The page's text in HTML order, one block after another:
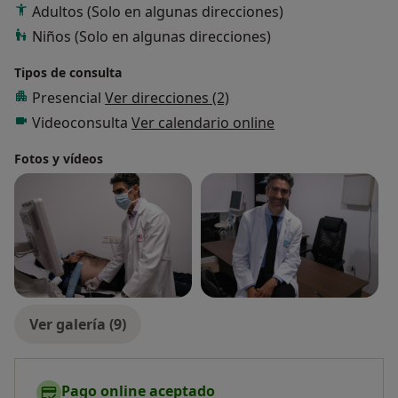
Adultos (Solo en algunas direcciones)
Niños (Solo en algunas direcciones)
Tipos de consulta
Presencial Ver direcciones (2)
Videoconsulta Ver calendario online
Fotos y vídeos
Ver galería (9)
Pago online aceptado